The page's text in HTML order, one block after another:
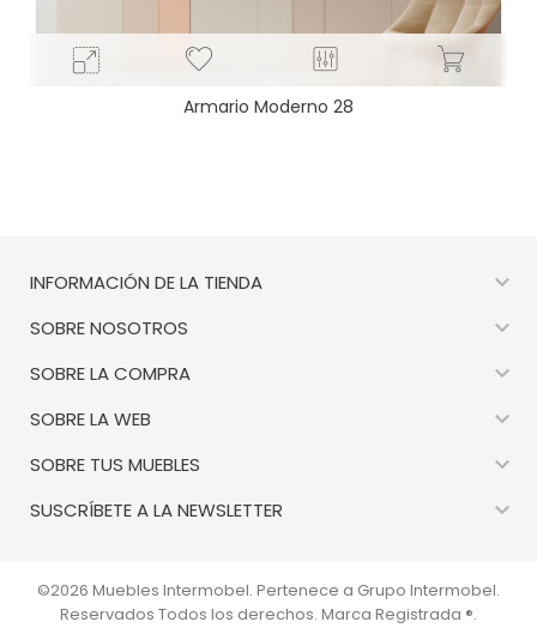
Armario Moderno 28
INFORMACIÓN DE LA TIENDA 
SOBRE NOSOTROS 
SOBRE LA COMPRA 
SOBRE LA WEB 
SOBRE TUS MUEBLES 
SUSCRÍBETE A LA NEWSLETTER 
©2026 Muebles Intermobel. Pertenece a Grupo Intermobel.
Reservados Todos los derechos. Marca Registrada ®.